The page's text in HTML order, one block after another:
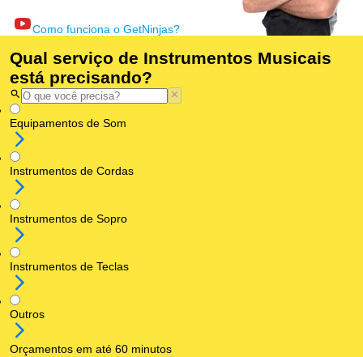
Como funciona o GetNinjas?
Qual serviço de Instrumentos Musicais
está precisando?
Equipamentos de Som
Instrumentos de Cordas
Instrumentos de Sopro
Instrumentos de Teclas
Outros
Orçamentos em até 60 minutos